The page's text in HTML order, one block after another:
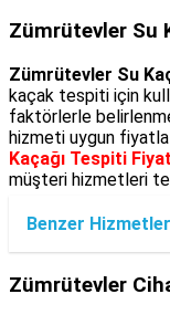
Zümrütevler Su
Zümrütevler Su
kaçak tespiti için
faktörlerle
hizmeti uygun fiyatla
Kaçağı Tespiti
müşteri hizmetleri
Benzer Hizmetler
Zümrütevler